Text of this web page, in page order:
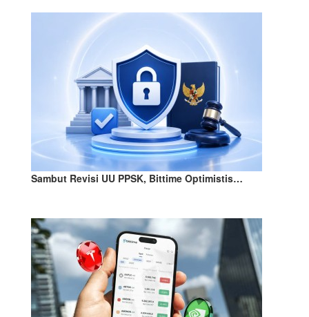
Sambut Revisi UU PPSK, Bittime Optimistis…